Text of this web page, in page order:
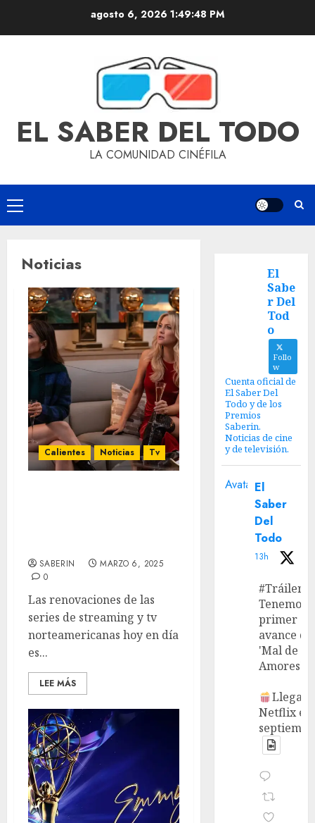
agosto 6, 2026 1:49:49 PM
EL SABER DEL TODO
LA COMUNIDAD CINÉFILA
Noticias
Calientes Noticias Tv
SABERIN
MARZO 6, 2025
0
Las renovaciones de las
series de streaming y tv
norteamericanas hoy en día
es...
LEE MÁS
El
Sabe
r Del
Tod
o
Follo
w
Cuenta oficial de
El Saber Del
Todo y de los
Premios
Saberin.
Noticias de cine
y de televisión.
Avatar El
Saber
Del
Todo
13h
#Tráiler
Tenemos
primer
avance de
'Mal de
Amores'.
Llega a
Netflix en